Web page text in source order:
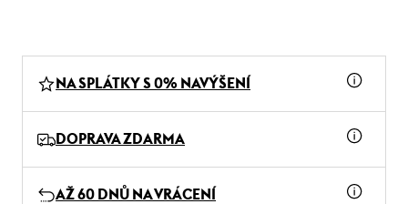
NA SPLÁTKY S 0% NAVÝŠENÍ
DOPRAVA ZDARMA
AŽ 60 DNŮ NA VRÁCENÍ